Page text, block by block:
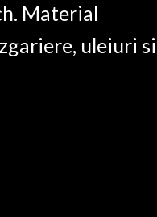
Material
uleiuri si